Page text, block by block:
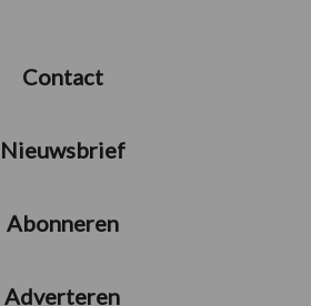
Contact
Nieuwsbrief
Abonneren
Adverteren